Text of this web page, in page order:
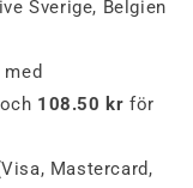
Sverige, Belgien
med
och 108.50 kr för
Mastercard,